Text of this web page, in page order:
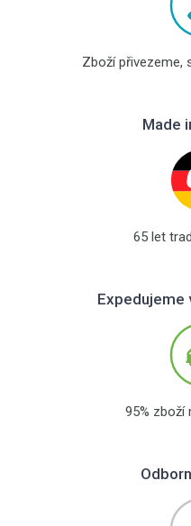
Zboží přivezeme,
Made
65 let
Expedujeme
95% zboží